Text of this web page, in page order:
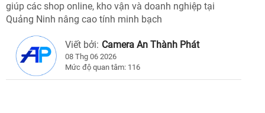
giúp các shop online, kho vận và doanh nghiệp tại
Quảng Ninh nâng cao tính minh bạch
Viết bởi: Camera An Thành Phát
08 Thg 06 2026
Mức độ quan tâm: 116